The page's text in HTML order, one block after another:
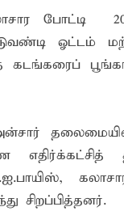
விசேட
நீதிவான் நீதிமன்றம்
போட்டி –
ஓட்டம்
சிறப்பித்தனர்.